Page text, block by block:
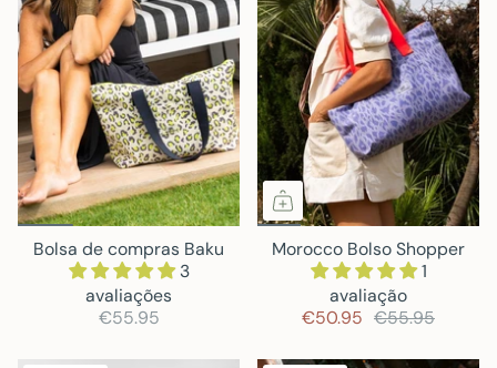
Bolsa de compras Baku
3
avaliações
€55.95
Morocco Bolso Shopper
1
avaliação
€50.95 €55.95